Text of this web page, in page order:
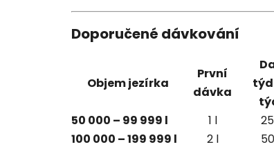
Doporučené dávkování
Objem jezírka
První
dávka
50 000 – 99 999 l 1 l
100 000 – 199 999 l
2 l